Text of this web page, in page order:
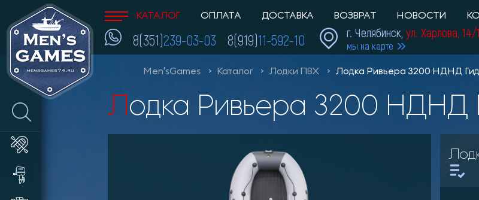
КАТАЛОГ ОПЛАТА ДОСТАВКА ВОЗВРАТ НОВОСТИ
8(351)239-03-03 8(919)11-592-10 г. Челябинск, ул. Харлова, 14/1
мы на карте
Men'sGames Каталог Лодки ПВХ Лодка Ривьера 3200 НДНД
Лодка Ривьера 3200 НДНД